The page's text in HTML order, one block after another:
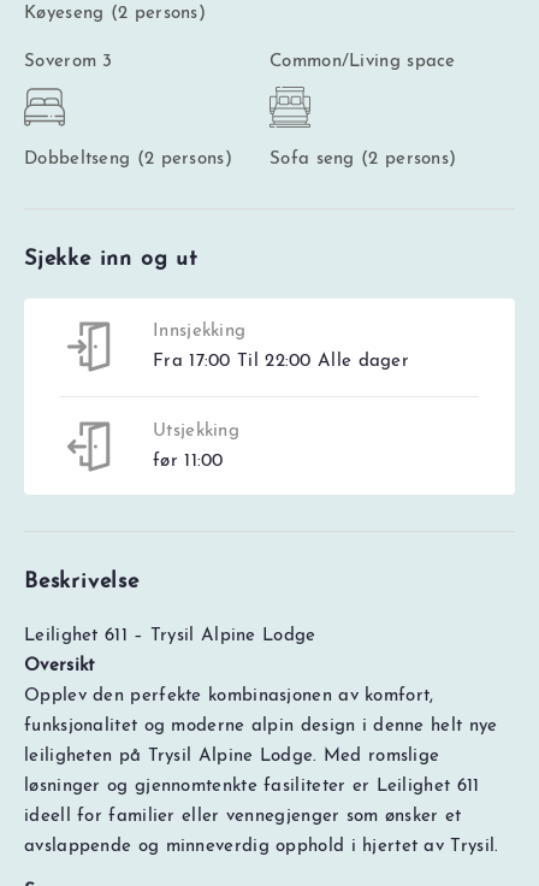
Køyeseng (2 persons)
Soverom 3
Dobbeltseng (2 persons)
Common/Living space
Sofa seng (2 persons)
Sjekke inn og ut
Innsjekking
Fra 17:00 Til 22:00 Alle dager
Utsjekking
før 11:00
Beskrivelse
Leilighet 611 – Trysil Alpine Lodge
Oversikt
Opplev den perfekte kombinasjonen av komfort,
funksjonalitet og moderne alpin design i denne helt nye
leiligheten på Trysil Alpine Lodge. Med romslige
løsninger og gjennomtenkte fasiliteter er Leilighet 611
ideell for familier eller vennegjenger som ønsker et
avslappende og minneverdig opphold i hjertet av Trysil.